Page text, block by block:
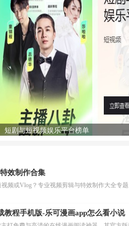
短剧与短视频娱乐平台榜单
效制作合集
频或Vlog？专业视频剪辑与特效制作大全专
教程手机版-乐可漫画app怎么看小说